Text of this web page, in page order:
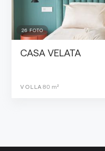
26 FOTO
CASA VELATA
VOLLA 80 m²